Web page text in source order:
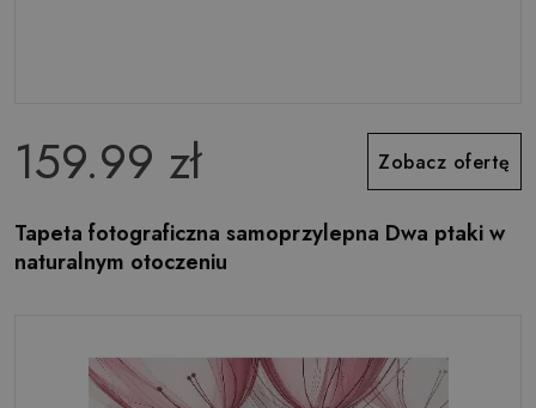
159.99 zł Zobacz ofertę
Tapeta fotograficzna samoprzylepna Dwa ptaki w
naturalnym otoczeniu